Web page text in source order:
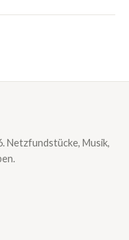
Netzfundstücke, Musik,